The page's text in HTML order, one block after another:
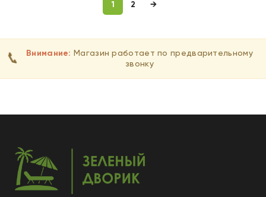
1 2 →
📞 Внимание: Магазин работает по предварительному
звонку